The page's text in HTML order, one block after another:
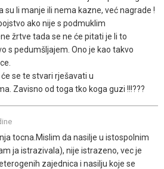
su li manje ili nema kazne, već nagrade !
ako nije s podmuklim
žrtve tada se ne će pitati je li to
s pedumšljajem. Ono je kao takvo
se te stvari rješavati u
Zavisno od toga tko koga guzi !!!???
tocna.Mislim da nasilje u istospolnim
ja istrazivala), nije istrazeno, vec je
zajednica i nasilju koje se